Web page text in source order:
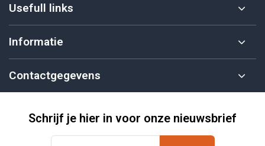
Usefull links
Informatie
Contactgegevens
Schrijf je hier in voor onze nieuwsbrief